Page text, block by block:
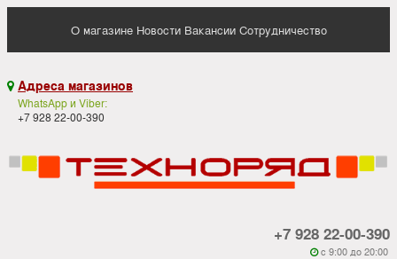
О магазине Новости Вакансии Сотрудничество
 Адреса магазинов
WhatsApp и Viber:
+7 928 22-00-390
+7 928 22-00-390
 c 9:00 до 20:00